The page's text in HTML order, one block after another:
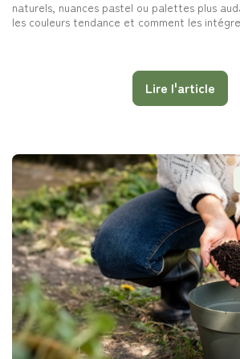
naturels, nuances pastel ou palettes plus
les couleurs tendance et comment les
Lire l'article